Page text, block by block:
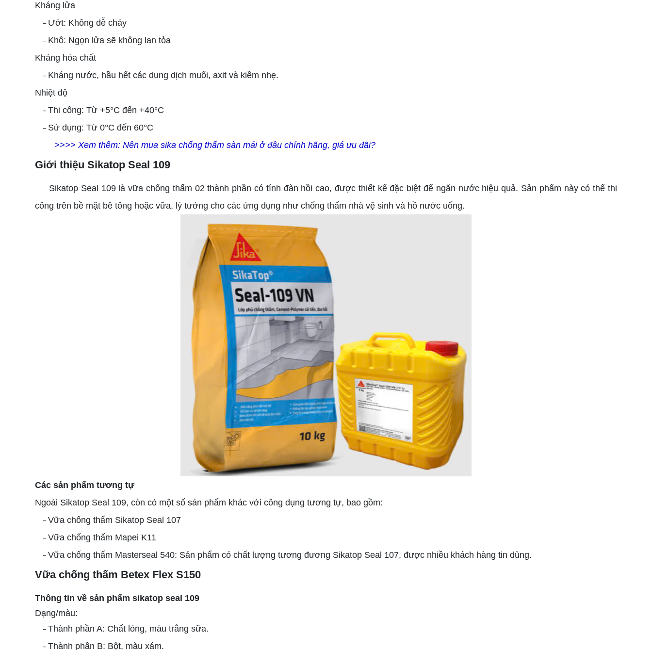
Kháng lửa
– Ướt: Không dễ cháy
– Khô: Ngọn lửa sẽ không lan tỏa
Kháng hóa chất
– Kháng nước, hầu hết các dung dịch muối, axit và kiềm nhẹ.
Nhiệt độ
– Thi công: Từ +5°C đến +40°C
– Sử dụng: Từ 0°C đến 60°C
>>>> Xem thêm: Nên mua sika chống thấm sàn mái ở đâu chính hãng, giá ưu đãi?
Giới thiệu Sikatop Seal 109
Sikatop Seal 109 là vữa chống thấm 02 thành phần có tính đàn hồi cao, được thiết kế đặc biệt để ngăn nước hiệu quả. Sản phẩm này có thể thi
công trên bề mặt bê tông hoặc vữa, lý tưởng cho các ứng dụng như chống thấm nhà vệ sinh và hồ nước uống.
Các sản phẩm tương tự
Ngoài Sikatop Seal 109, còn có một số sản phẩm khác với công dụng tương tự, bao gồm:
– Vữa chống thấm Sikatop Seal 107
– Vữa chống thấm Mapei K11
– Vữa chống thấm Masterseal 540: Sản phẩm có chất lượng tương đương Sikatop Seal 107, được nhiều khách hàng tin dùng.
Vữa chống thấm Betex Flex S150
Thông tin về sản phẩm sikatop seal 109
Dạng/màu:
– Thành phần A: Chất lỏng, màu trắng sữa.
– Thành phần B: Bột, màu xám.